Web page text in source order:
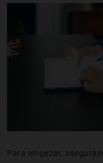
Para empezar,